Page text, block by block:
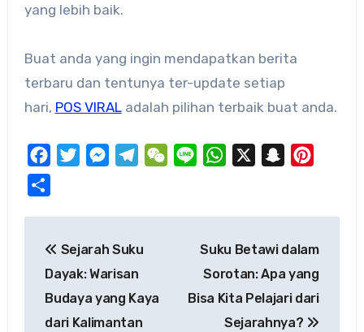
yang lebih baik.
Buat anda yang ingin mendapatkan berita
terbaru dan tentunya ter-update setiap
hari, POS VIRALadalah pilihan terbaik buat anda.
FacebookTwitterMessengerTelegramWeChat
Line WhatsApp Snapchat
navigation
Sejarah Suku
Dayak: Warisan
Budaya yang Kaya
dari Kalimantan
Suku Betawi dalam
Sorotan: Apa yang
Bisa Kita Pelajari dari
Sejarahnya?